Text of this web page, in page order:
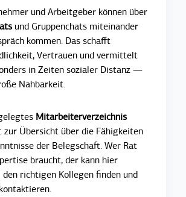
und Arbeitgeber können über
und Gruppenchats miteinander
kommen. Das schafft
Vertrauen und vermittelt
in Zeiten sozialer Distanz —
Nahbarkeit.
Mitarbeiterverzeichnis
zur Übersicht über die Fähigkeiten
der Belegschaft. Wer Rat
braucht, der kann hier
den richtigen Kollegen finden und